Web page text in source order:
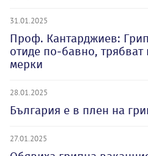
31.01.2025
Проф. Кантарджиев:
отиде по-бавно,
мерки
28.01.2025
България е в плен на
27.01.2025